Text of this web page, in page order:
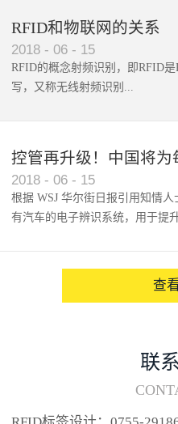
RFID和物联网的关系
2018 - 06 - 15
RFID的概念射频识别，即RFID是
写，又称无线射频识别...
控管再升级！中国将为
架构辨识系统
2018 - 06 - 15
根据 WSJ 华尔街日报引用知情
有汽车的电子辨识系统，用于提
查
联